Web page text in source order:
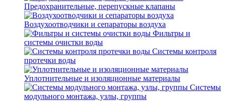
Предохранительные, перепускные клапаны
Воздухоотводчики и сепараторы воздуха
Фильтры и
системы очистки воды
Системы контроля
протечки воды
Уплотнительные и изоляционные материалы
Системы
модульного монтажа, узлы, группы